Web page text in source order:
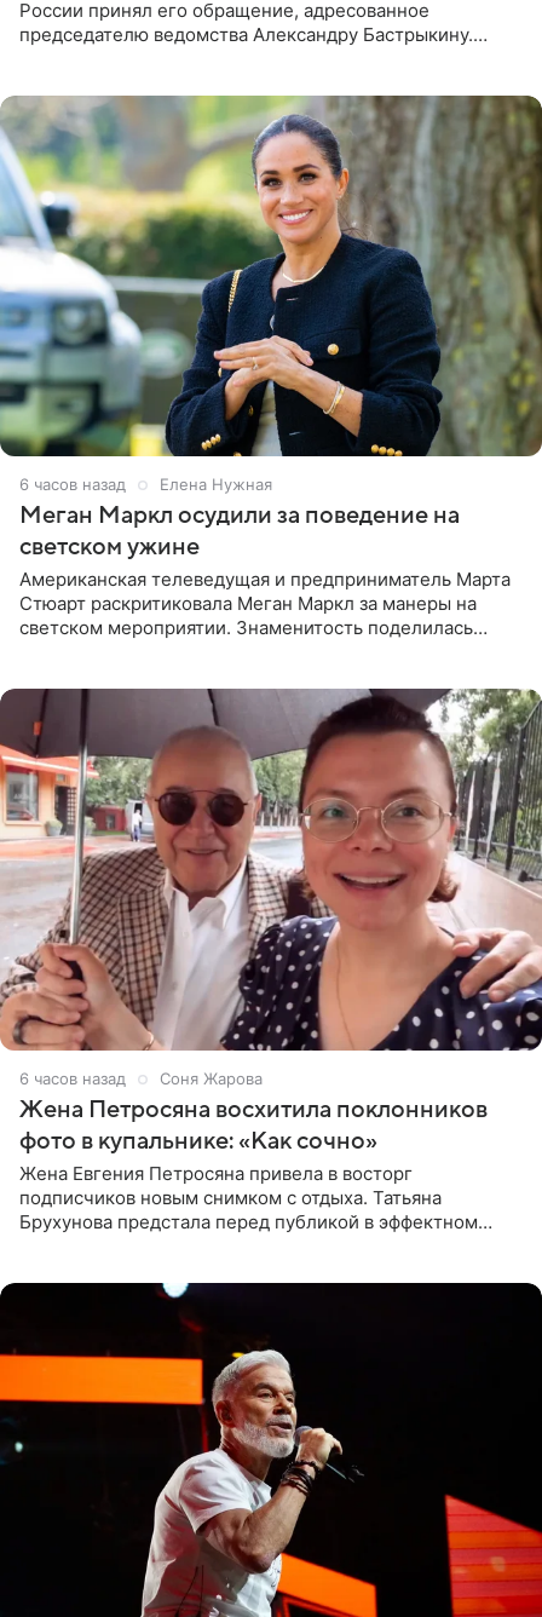
России принял его обращение, адресованное
председателю ведомства Александру Бастрыкину.
6 часов назад Елена Нужная
Меган Маркл осудили за поведение на
светском ужине
Американская телеведущая и предприниматель Марта
Стюарт раскритиковала Меган Маркл за манеры на
светском мероприятии. Знаменитость поделилась
6 часов назад Соня Жарова
Жена Петросяна восхитила поклонников
фото в купальнике: «Как сочно»
Жена Евгения Петросяна привела в восторг
подписчиков новым снимком с отдыха. Татьяна
Брухунова предстала перед публикой в эффектном